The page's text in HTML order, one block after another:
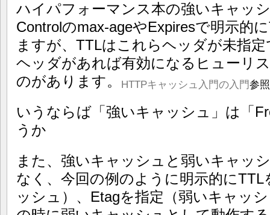
ハイパフォーマンス本の強いキャッ
Controlのmax-ageやExpiresで明示的
ますが、TTLはこれらヘッダが未指
ヘッダがあれば有効になるヒューリ
のがあります。
HTTPキャッシュ入門の入門参照
いうならば「強いキャッシュ」は「
うか
また、強いキャッシュと弱いキャッ
なく、今回の例のように明示的に
ッシュ）、Etagを指定（弱いキャッ